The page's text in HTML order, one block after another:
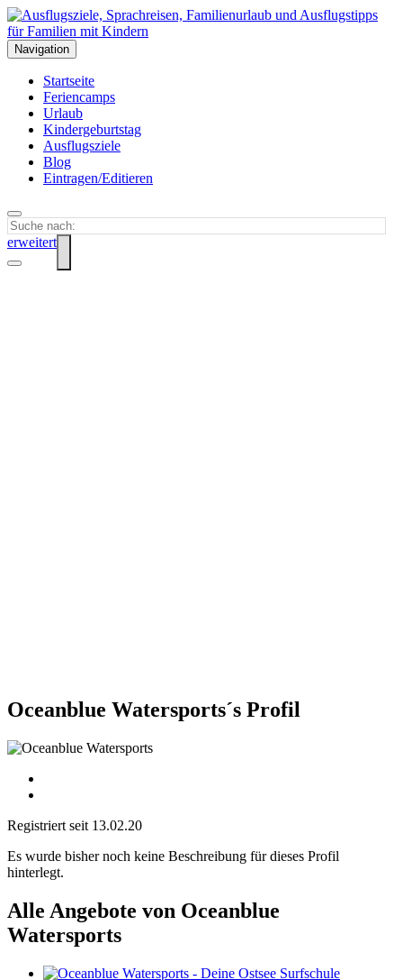
Navigation
Startseite
Feriencamps
Urlaub
Kindergeburtstag
Ausflugsziele
Blog
Eintragen/Editieren
erweitert
Oceanblue Watersports´s Profil
Registriert seit 13.02.20
Es wurde bisher noch keine Beschreibung für dieses Profil
hinterlegt.
Alle Angebote von Oceanblue
Watersports